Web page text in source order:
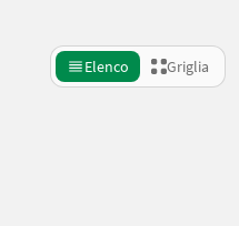
Elenco Griglia